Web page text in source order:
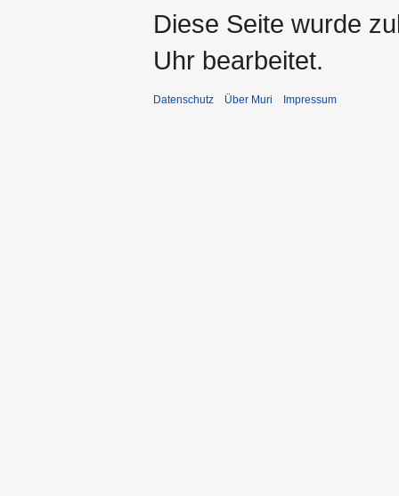
Diese Seite wurde
Uhr bearbeitet.
Datenschutz Über Muri Impressum